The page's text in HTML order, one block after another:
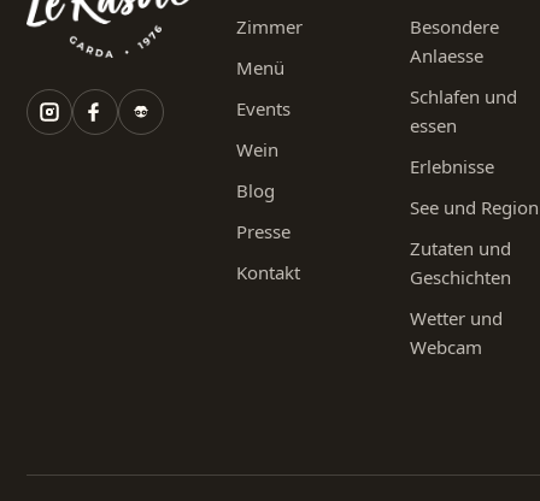
Zimmer
Menü
Events
Wein
Blog
Presse
Kontakt
Besondere
Anlaesse
Schlafen und
essen
Erlebnisse
See und Region
Zutaten und
Geschichten
Wetter und
Webcam